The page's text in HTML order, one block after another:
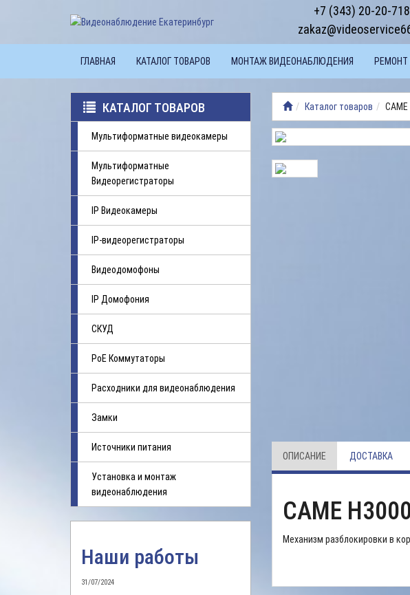
+7 (343) 20-20-718
ГЛАВНАЯ КАТАЛОГ ТОВАРОВ МОНТАЖ ВИДЕОНАБЛЮДЕНИЯ
КАТАЛОГ ТОВАРОВ
Мультиформатные видеокамеры
Мультиформатные
Видеорегистраторы
IP Видеокамеры
IP-видеорегистраторы
Видеодомофоны
IP Домофония
СКУД
PoE Коммутаторы
Расходники для видеонаблюдения
Замки
Источники питания
Установка и монтаж
видеонаблюдения
Наши работы
31/07/2024
Каталог товаров
ОПИСАНИЕ ДОСТАВКА
CAME
Механизм разблокировки в